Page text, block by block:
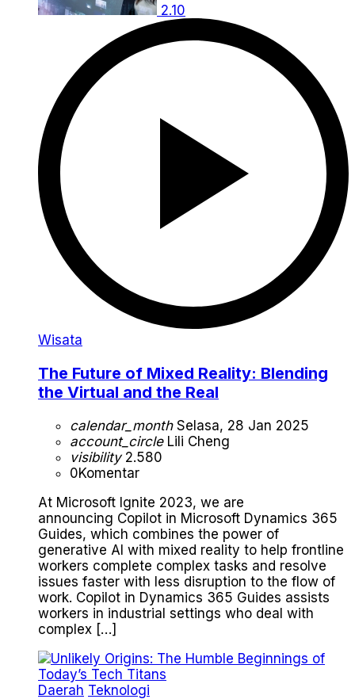
2.10
Wisata
The Future of Mixed Reality: Blending
the Virtual and the Real
calendar_monthSelasa, 28 Jan 2025
account_circleLili Cheng
visibility2.580
0Komentar
At Microsoft Ignite 2023, we are
announcing Copilot in Microsoft Dynamics 365
Guides, which combines the power of
generative AI with mixed reality to help frontline
workers complete complex tasks and resolve
issues faster with less disruption to the flow of
work. Copilot in Dynamics 365 Guides assists
workers in industrial settings who deal with
complex […]
Daerah Teknologi